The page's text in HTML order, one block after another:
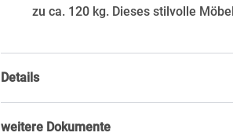
zu ca. 120 kg. Dieses stilvolle
Details
weitere Dokumente